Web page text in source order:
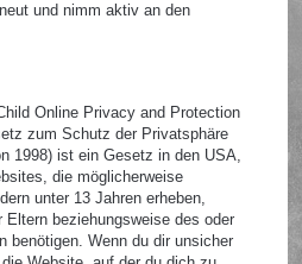
und nimm aktiv an den
Online Privacy and Protection
zum Schutz der Privatsphäre
1998) ist ein Gesetz in den USA,
die möglicherweise
unter 13 Jahren erheben,
Eltern beziehungsweise des oder
benötigen. Wenn du dir unsicher